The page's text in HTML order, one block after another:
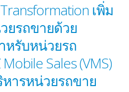
เพิ่ม
ยรถขายด้วย
หรับหน่วยรถ
Sales (VMS)
ารหน่วยรถขาย